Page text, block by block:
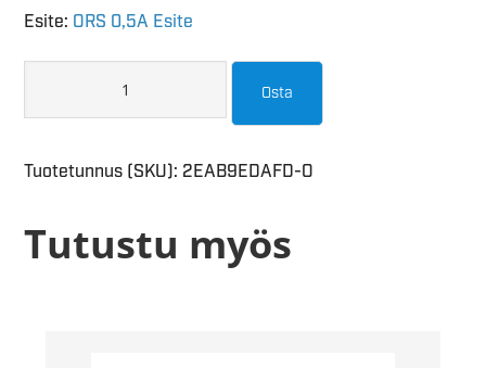
Esite: ORS 0,5A Esite
Osta
Tuotetunnus (SKU): 2EAB9EDAFD-O
Tutustu myös